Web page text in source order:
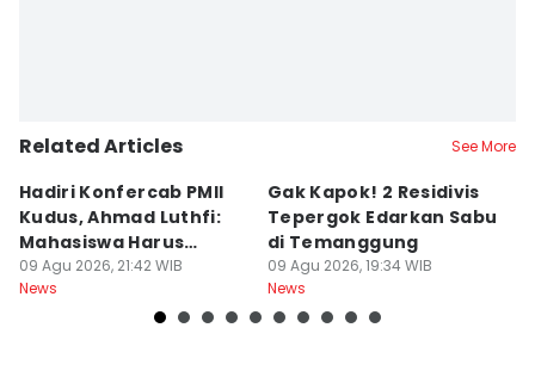
Related Articles See More
Hadiri Konfercab PMII
Kudus, Ahmad Luthfi:
Mahasiswa Harus
Konstruktif
09 Agu 2026, 21:42 WIB
News
Gak Kapok! 2 Residivis
Tepergok Edarkan Sabu
di Temanggung
09 Agu 2026, 19:34 WIB
News